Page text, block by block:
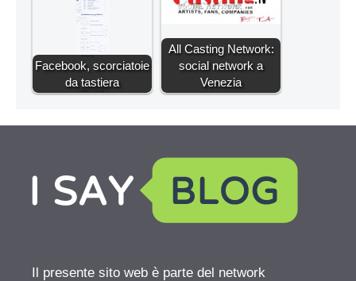
Facebook, scorciatoie
da tastiera
All Casting Network:
social network a
Venezia
Il presente sito web è parte del network